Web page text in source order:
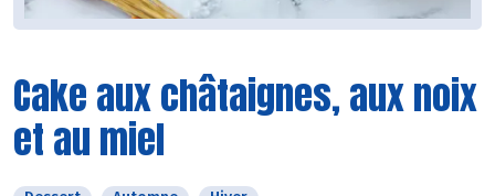
Cake aux châtaignes, aux noix
et au miel